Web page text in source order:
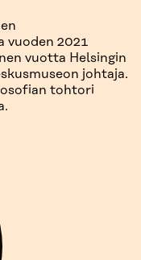
vuoden 2021
vuotta Helsingin
johtaja.
tohtori